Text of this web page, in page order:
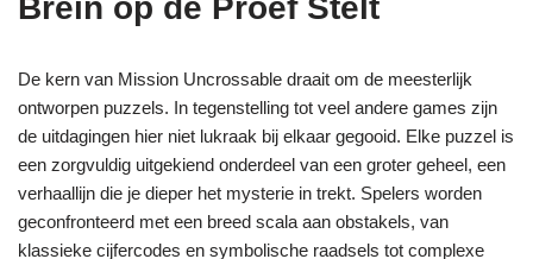
Brein op de Proef Stelt
De kern van Mission Uncrossable draait om de meesterlijk
ontworpen puzzels. In tegenstelling tot veel andere games zijn
de uitdagingen hier niet lukraak bij elkaar gegooid. Elke puzzel is
een zorgvuldig uitgekiend onderdeel van een groter geheel, een
verhaallijn die je dieper het mysterie in trekt. Spelers worden
geconfronteerd met een breed scala aan obstakels, van
klassieke cijfercodes en symbolische raadsels tot complexe